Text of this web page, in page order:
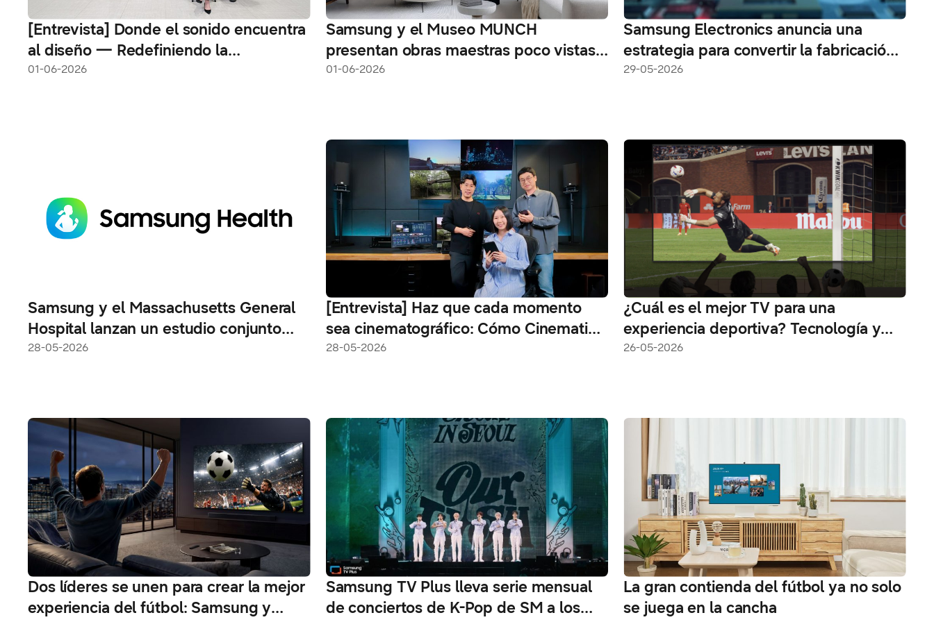
[Entrevista] Donde el sonido encuentra
al diseño — Redefiniendo la
experiencia de audio con Music Studio
01-06-2026
Samsung y el Museo MUNCH
presentan obras maestras poco vistas
en Samsung Art Store
01-06-2026
Samsung Electronics anuncia una
estrategia para convertir la fabricación
global en “fábricas impulsadas por IA”
29-05-2026
Samsung y el Massachusetts General
Hospital lanzan un estudio conjunto
para investigar el monitoreo del
28-05-2026
[Entrevista] Haz que cada momento
sea cinematográfico: Cómo Cinematic
LUT transforma el video en la serie
28-05-2026
¿Cuál es el mejor TV para una
experiencia deportiva? Tecnología y
personalización marcan la diferencia
26-05-2026
Dos líderes se unen para crear la mejor
experiencia del fútbol: Samsung y
Samsung TV Plus lleva serie mensual
de conciertos de K-Pop de SM a los
La gran contienda del fútbol ya no solo
se juega en la cancha